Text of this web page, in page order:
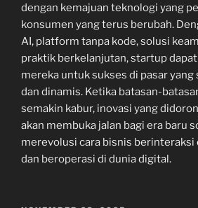
dengan kemajuan teknologi yang
konsumen yang terus berubah.
AI, platform tanpa kode, solusi
praktik berkelanjutan, startup
mereka untuk sukses di pasar
dan dinamis. Ketika batasan-
semakin kabur, inovasi yang
akan membuka jalan bagi era baru
merevolusi cara bisnis berinteraksi
dan beroperasi di dunia digital.